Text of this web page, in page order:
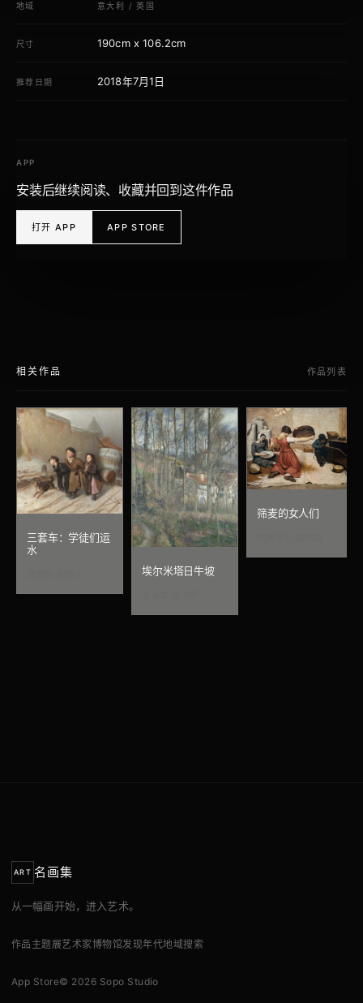
地域 意大利 /英国
尺寸 190cm x 106.2cm
推荐日期 2018年7月1日
APP
安装后继续阅读、收藏并回到这件作品
打开 APP APP STORE
相关作品 作品列表
三套车：学徒们运
水
埃尔米塔日牛坡
筛麦的女人们
ART 名画集
从一幅画开始，进入艺术。
作品 主题展艺术家博物馆发现年代地域搜索
App Store© 2026 Sopo Studio